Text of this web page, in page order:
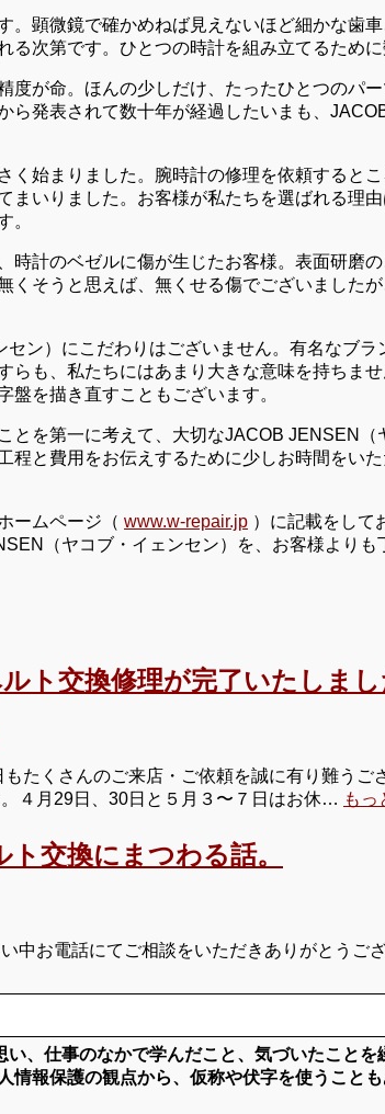
顕微鏡で確かめねば見えないほど細かな歯
次第です。ひとつの時計を組み立てるため
が命。ほんの少しだけ、たったひとつのパ
ら発表されて数十年が経過したいまも、
始まりました。腕時計の修理を依頼すると
いりました。お客様が私たちを選ばれる理
。
計のベゼルに傷が生じたお客様。表面研磨
くそうと思えば、無くせる傷でございました
ン）にこだわりはございません。有名なブ
も、私たちにはあまり大きな意味を持ちま
を描き直すこともございます。
を第一に考えて、大切なJACOB JENSEN
と費用をお伝えするために少しお時間をい
ームページ（ www.w-repair.jp ）に記載をして
（ヤコブ・イェンセン）を、お客様より
ト交換修理が完了いたしまし
たくさんのご来店・ご依頼を誠に有り難う
４月29日、30日と５月３〜７日はお休… もっ
交換にまつわる話。
中お電話にてご相談をいただきありがとうご
、仕事のなかで学んだこと、気づいたこと
報保護の観点から、仮称や伏字を使うこと